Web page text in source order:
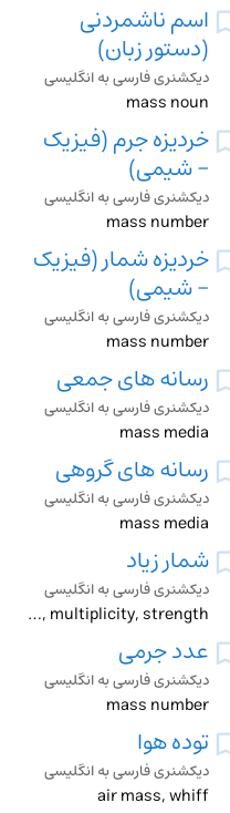
اسم ناشمردنی
(دستور زبان)
دیکشنری فارسی به انگلیسی
mass noun
خردیزه جرم (فیزیک
- شیمی)
دیکشنری فارسی به انگلیسی
mass number
خردیزه شمار (فیزیک
- شیمی)
دیکشنری فارسی به انگلیسی
mass number
رسانه های جمعی
دیکشنری فارسی به انگلیسی
mass media
رسانه های گروهی
دیکشنری فارسی به انگلیسی
mass media
شمار زیاد
دیکشنری فارسی به انگلیسی
mass, multiplicity, strength
عدد جرمی
دیکشنری فارسی به انگلیسی
mass number
توده هوا
دیکشنری فارسی به انگلیسی
air mass, whiff